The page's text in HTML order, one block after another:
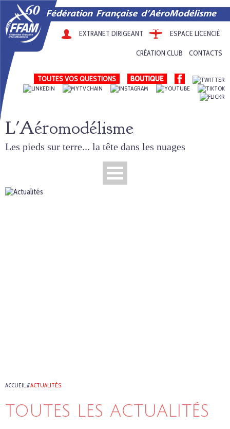
EXTRANET DIRIGEANT ESPACE LICENCIÉ
CRÉATION CLUB CONTACTS
TOUTES VOS QUESTIONS
L'Aéromodélisme
Les pieds sur terre... la tête dans les nuages
ACCUEIL//ACTUALITÉS
TOUTES LES ACTUALITÉS